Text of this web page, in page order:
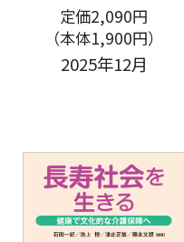
定価2,090円
（本体1,900円）
2025年12月